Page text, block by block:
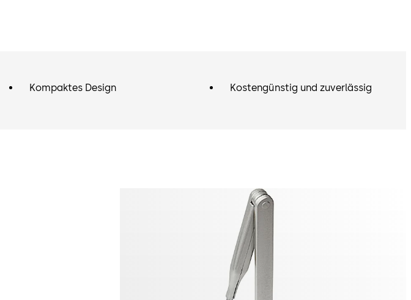
Kompaktes Design Kostengünstig und zuverlässig